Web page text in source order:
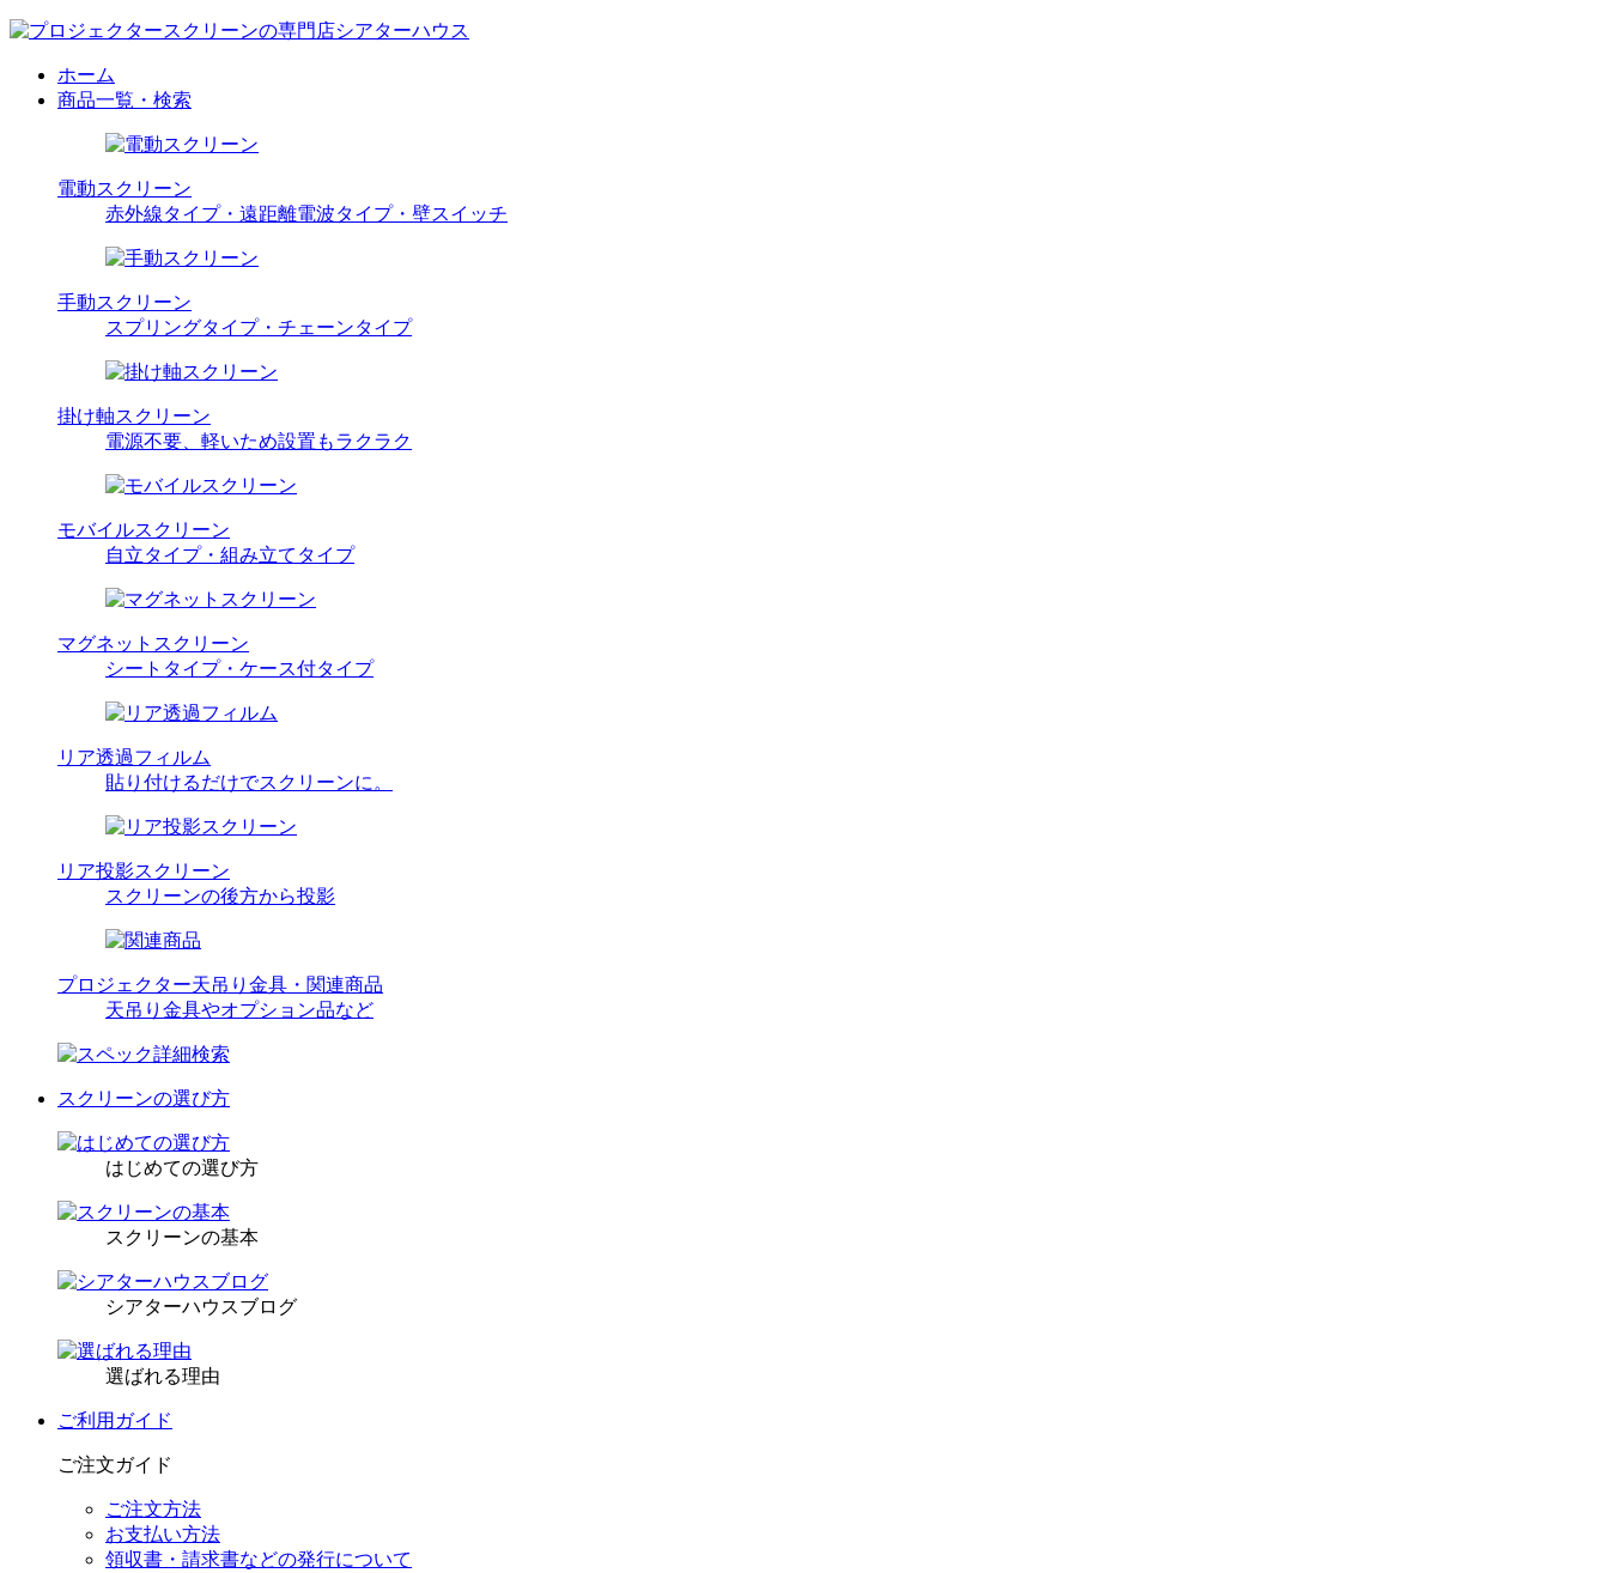
ホーム
商品一覧・検索
電動スクリーン
赤外線タイプ・遠距離電波タイプ・壁スイッチ
手動スクリーン
スプリングタイプ・チェーンタイプ
掛け軸スクリーン
電源不要、軽いため設置もラクラク
モバイルスクリーン
自立タイプ・組み立てタイプ
マグネットスクリーン
シートタイプ・ケース付タイプ
リア透過フィルム
貼り付けるだけでスクリーンに。
リア投影スクリーン
スクリーンの後方から投影
プロジェクター天吊り金具・関連商品
天吊り金具やオプション品など
スクリーンの選び方
はじめての選び方
スクリーンの基本
シアターハウスブログ
選ばれる理由
ご利用ガイド
ご注文ガイド
ご注文方法
お支払い方法
領収書・請求書などの発行について